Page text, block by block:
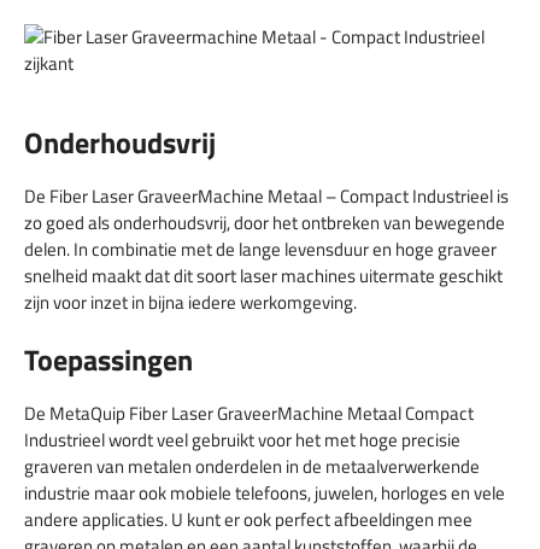
Onderhoudsvrij
De Fiber Laser GraveerMachine Metaal – Compact Industrieel is
zo goed als onderhoudsvrij, door het ontbreken van bewegende
delen. In combinatie met de lange levensduur en hoge graveer
snelheid maakt dat dit soort laser machines uitermate geschikt
zijn voor inzet in bijna iedere werkomgeving.
Toepassingen
De MetaQuip Fiber Laser GraveerMachine Metaal Compact
Industrieel wordt veel gebruikt voor het met hoge precisie
graveren van metalen onderdelen in de metaalverwerkende
industrie maar ook mobiele telefoons, juwelen, horloges en vele
andere applicaties. U kunt er ook perfect afbeeldingen mee